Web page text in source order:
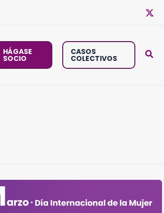
HÁGASE
SOCIO
CASOS
COLECTIVOS